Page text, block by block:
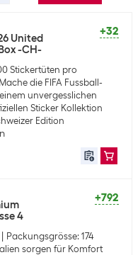
+32
United
-CH-
Stickertüten pro
Mache die FIFA Fussball-
unvergesslichen
Sticker Kollektion
Edition
+792
4
Packungsgrösse: 174
sorgen für Komfort